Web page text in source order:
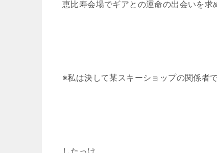
恵比寿会場でギアとの運命の出会いを求
※私は決して某スキーショップの関係者
したっけ。